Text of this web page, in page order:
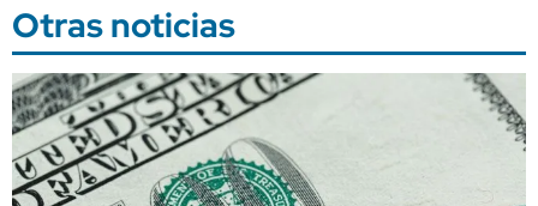
Otras noticias